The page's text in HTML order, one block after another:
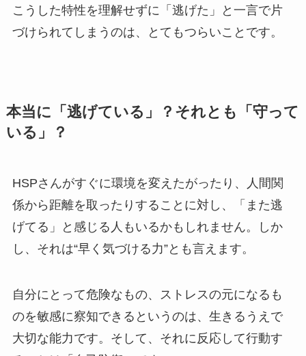
こうした特性を理解せずに「逃げた」と一言で片
づけられてしまうのは、とてもつらいことです。
本当に「逃げている」？それとも「守って
いる」？
HSPさんがすぐに環境を変えたがったり、人間関
係から距離を取ったりすることに対し、「また逃
げてる」と感じる人もいるかもしれません。しか
し、それは“早く気づける力”とも言えます。
自分にとって危険なもの、ストレスの元になるも
のを敏感に察知できるというのは、生きるうえで
大切な能力です。そして、それに反応して行動す